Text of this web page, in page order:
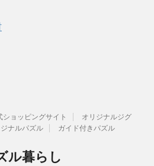
ショッピングサイト
オリジナルジグ
ナルパズル ガイド付きパズル
ル暮らし